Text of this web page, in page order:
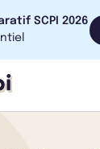
SCPI 2026